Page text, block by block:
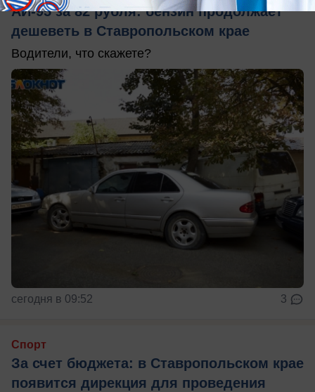
АИ-95 за 82 рубля: бензин продолжает
дешеветь в Ставропольском крае
Водители, что скажете?
сегодня в 09:52 3
Спорт
За счет бюджета: в Ставропольском крае
появится дирекция для проведения